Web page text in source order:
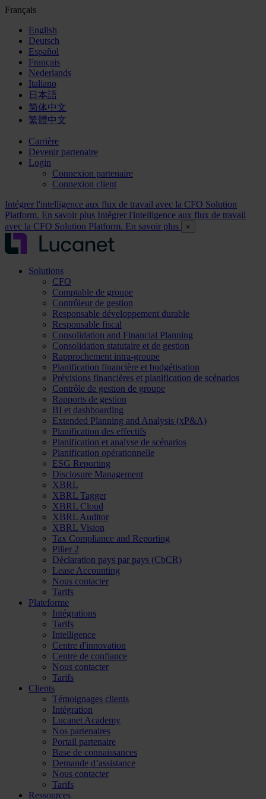
Français
English
Deutsch
Español
Français
Nederlands
Italiano
日本語
简体中文
繁體中文
Carrière
Devenir partenaire
Login
Connexion partenaire
Connexion client
Intégrer l'intelligence aux flux de travail avec la CFO Solution
Platform. En savoir plus Intégrer l'intelligence aux flux de travail
avec la CFO Solution Platform. En savoir plus
×
Solutions
CFO
Comptable de groupe
Contrôleur de gestion
Responsable développement durable
Responsable fiscal
Consolidation and Financial Planning
Consolidation statutaire et de gestion
Rapprochement intra-groupe
Planification financière et budgétisation
Prévisions financières et planification de scénarios
Contrôle de gestion de groupe
Rapports de gestion
BI et dashboarding
Extended Planning and Analysis (xP&A)
Planification des effectifs
Planification et analyse de scénarios
Planification opérationnelle
ESG Reporting
Disclosure Management
XBRL
XBRL Tagger
XBRL Cloud
XBRL Auditor
XBRL Vision
Tax Compliance and Reporting
Pilier 2
Déclaration pays par pays (CbCR)
Lease Accounting
Nous contacter
Tarifs
Plateforme
Intégrations
Tarifs
Intelligence
Centre d'innovation
Centre de confiance
Nous contacter
Tarifs
Clients
Témoignages clients
Intégration
Lucanet Academy
Nos partenaires
Portail partenaire
Base de connaissances
Demande d’assistance
Nous contacter
Tarifs
Ressources